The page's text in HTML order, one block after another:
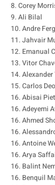
8. Corey
9. Ali Bilal
10. Andre
11. Jahvair
12. Emanual
13. Vitor
14. Alexander
15. Carlos
16. Abisai
16. Adeyemi
16. Ahmed
16.
16. Antoine
16. Arya
16. Balint
16. Benquil